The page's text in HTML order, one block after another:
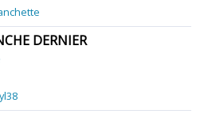
DERNIER